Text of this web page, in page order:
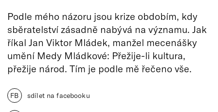
Podle mého názoru jsou krize obdobím, kdy
sběratelství zásadně nabývá na významu. Jak
říkal Jan Viktor Mládek, manžel mecenášky
umění Medy Mládkové: Přežije-li kultura,
přežije národ. Tím je podle mě řečeno vše.
FB sdílet na facebooku